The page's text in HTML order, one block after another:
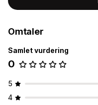
Omtaler
Samlet vurdering
0
5
4